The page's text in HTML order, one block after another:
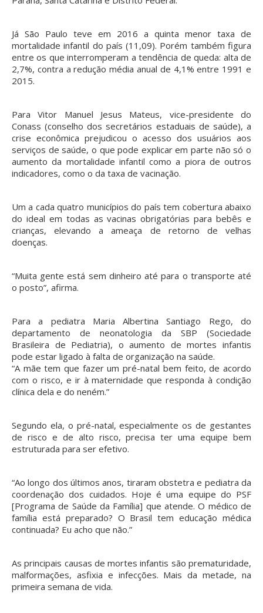
Já São Paulo teve em 2016 a quinta menor taxa de
mortalidade infantil do país (11,09). Porém também figura
entre os que interromperam a tendência de queda: alta de
2,7%, contra a redução média anual de 4,1% entre 1991 e
2015.
Para Vitor Manuel Jesus Mateus, vice-presidente do
Conass (conselho dos secretários estaduais de saúde), a
crise econômica prejudicou o acesso dos usuários aos
serviços de saúde, o que pode explicar em parte não só o
aumento da mortalidade infantil como a piora de outros
indicadores, como o da taxa de vacinação.
Um a cada quatro municípios do país tem cobertura abaixo
do ideal em todas as vacinas obrigatórias para bebês e
crianças, elevando a ameaça de retorno de velhas
doenças.
“Muita gente está sem dinheiro até para o transporte até
o posto”, afirma.
Para a pediatra Maria Albertina Santiago Rego, do
departamento de neonatologia da SBP (Sociedade
Brasileira de Pediatria), o aumento de mortes infantis
pode estar ligado à falta de organização na saúde.
“A mãe tem que fazer um pré-natal bem feito, de acordo
com o risco, e ir à maternidade que responda à condição
clínica dela e do neném.”
Segundo ela, o pré-natal, especialmente os de gestantes
de risco e de alto risco, precisa ter uma equipe bem
estruturada para ser efetivo.
“Ao longo dos últimos anos, tiraram obstetra e pediatra da
coordenação dos cuidados. Hoje é uma equipe do PSF
[Programa de Saúde da Família] que atende. O médico de
família está preparado? O Brasil tem educação médica
continuada? Eu acho que não.”
As principais causas de mortes infantis são prematuridade,
malformações, asfixia e infecções. Mais da metade, na
primeira semana de vida.